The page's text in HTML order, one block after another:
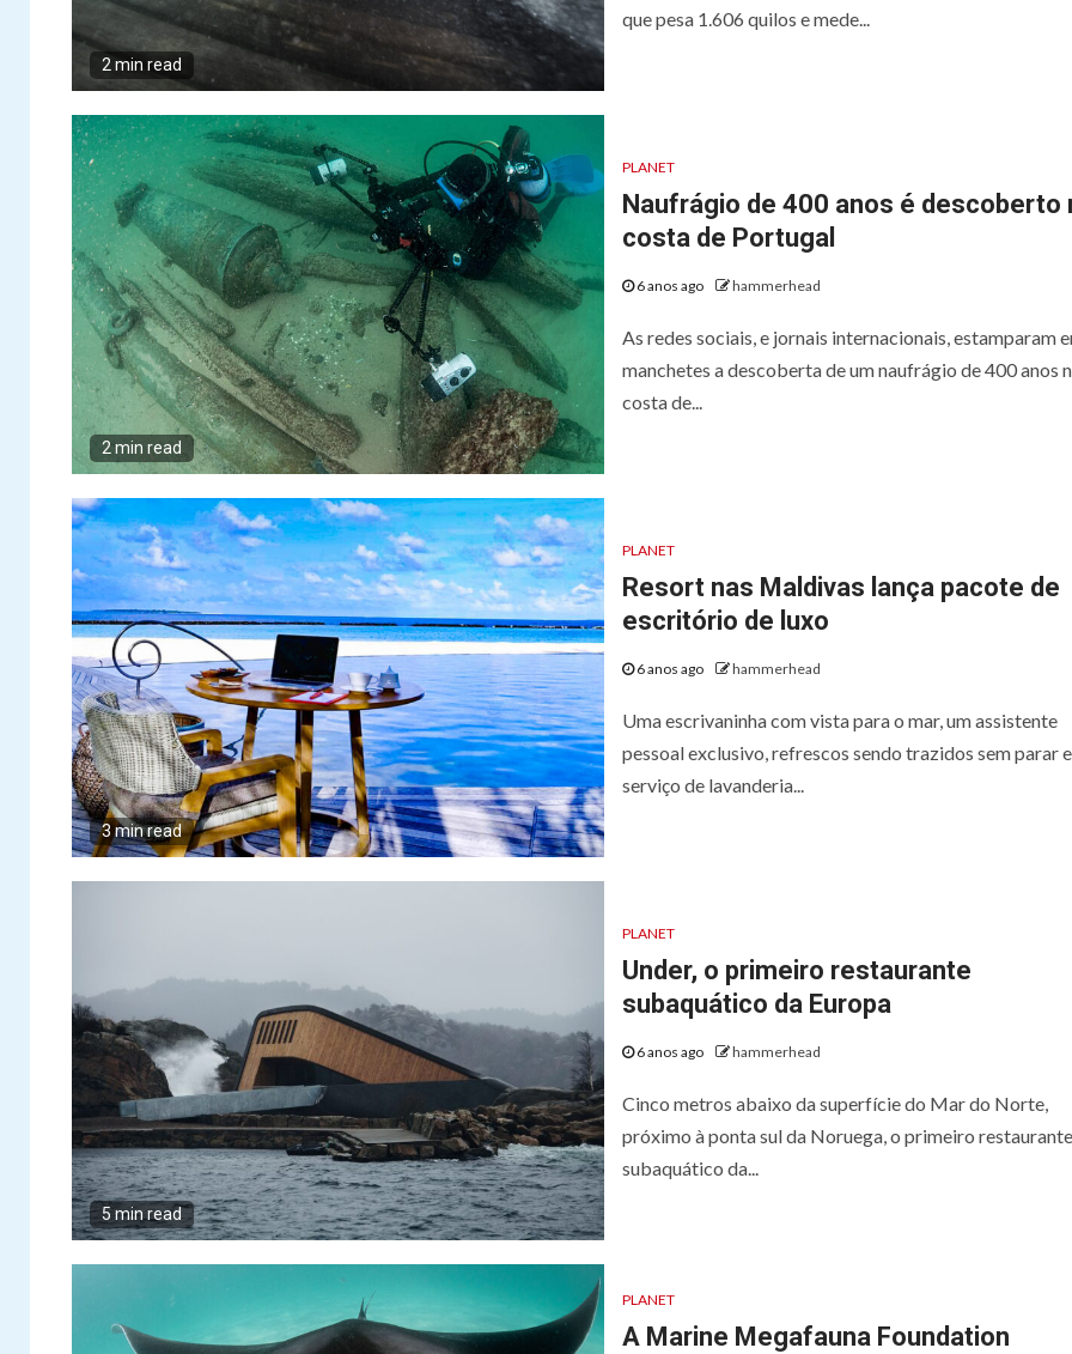
Edição número 03
da revista Diveduc
disponível para
Grécia vai inaugurar
o primeiro museu
subaquático do
mundo em 2021
Mergulhadores
alemães encontram
equipamento
nazista perdido no
fundo do Mar
Báltico
2 min read
que pesa 1.606 quilos e mede...
2 min read
PLANET
Naufrágio de 400 anos é descoberto
costa de Portugal
6 anos ago hammerhead
As redes sociais, e jornais internacionais, estamparam
manchetes a descoberta de um naufrágio de 400 anos
costa de...
3 min read
PLANET
Resort nas Maldivas lança pacote de
escritório de luxo
6 anos ago hammerhead
Uma escrivaninha com vista para o mar, um assistente
pessoal exclusivo, refrescos sendo trazidos sem parar e
serviço de lavanderia...
5 min read
PLANET
Under, o primeiro restaurante
subaquático da Europa
6 anos ago hammerhead
Cinco metros abaixo da superfície do Mar do Norte,
próximo à ponta sul da Noruega, o primeiro restaurante
subaquático da...
PLANET
A Marine Megafauna Foundation